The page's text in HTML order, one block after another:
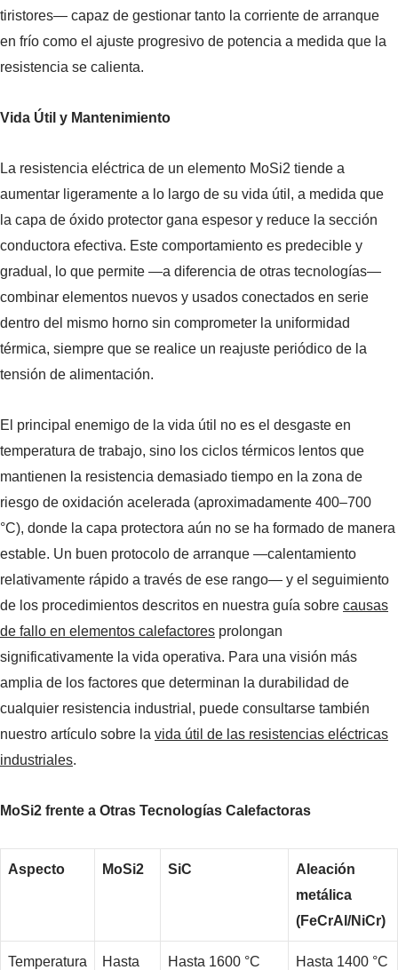
tiristores— capaz de gestionar tanto la corriente de arranque
en frío como el ajuste progresivo de potencia a medida que la
resistencia se calienta.
Vida Útil y Mantenimiento
La resistencia eléctrica de un elemento MoSi2 tiende a
aumentar ligeramente a lo largo de su vida útil, a medida que
la capa de óxido protector gana espesor y reduce la sección
conductora efectiva. Este comportamiento es predecible y
gradual, lo que permite —a diferencia de otras tecnologías—
combinar elementos nuevos y usados conectados en serie
dentro del mismo horno sin comprometer la uniformidad
térmica, siempre que se realice un reajuste periódico de la
tensión de alimentación.
El principal enemigo de la vida útil no es el desgaste en
temperatura de trabajo, sino los ciclos térmicos lentos que
mantienen la resistencia demasiado tiempo en la zona de
riesgo de oxidación acelerada (aproximadamente 400–700
°C), donde la capa protectora aún no se ha formado de manera
estable. Un buen protocolo de arranque —calentamiento
relativamente rápido a través de ese rango— y el seguimiento
de los procedimientos descritos en nuestra guía sobre causas
de fallo en elementos calefactores prolongan
significativamente la vida operativa. Para una visión más
amplia de los factores que determinan la durabilidad de
cualquier resistencia industrial, puede consultarse también
nuestro artículo sobre la vida útil de las resistencias eléctricas
industriales.
MoSi2 frente a Otras Tecnologías Calefactoras
Aspecto MoSi2 SiC
Aleación
metálica
(FeCrAl/NiCr)
Temperatura
Hasta
Hasta 1600 °C
Hasta 1400 °C